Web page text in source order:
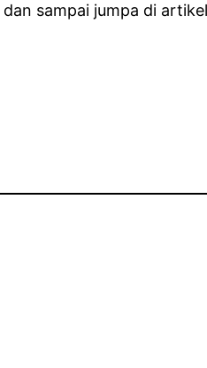
sampai jumpa di